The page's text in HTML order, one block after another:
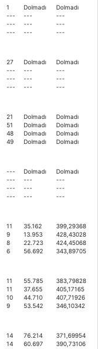
1
---
---
---
Dolmadı
---
---
---
Dolmadı
---
---
---
27
---
---
---
Dolmadı
---
---
---
Dolmadı
---
---
---
21
51
48
49
Dolmadı
Dolmadı
Dolmadı
Dolmadı
Dolmadı
Dolmadı
Dolmadı
Dolmadı
---
---
---
---
Dolmadı
---
---
---
Dolmadı
---
---
---
11
9
8
6
35.162
13.953
22.723
56.692
399,29368
428,43028
424,45068
343,89705
11
11
10
9
55.785
37.655
44.710
53.542
383,79828
405,17165
407,71926
346,10342
14
14
76.214
60.697
371,69954
390,73106